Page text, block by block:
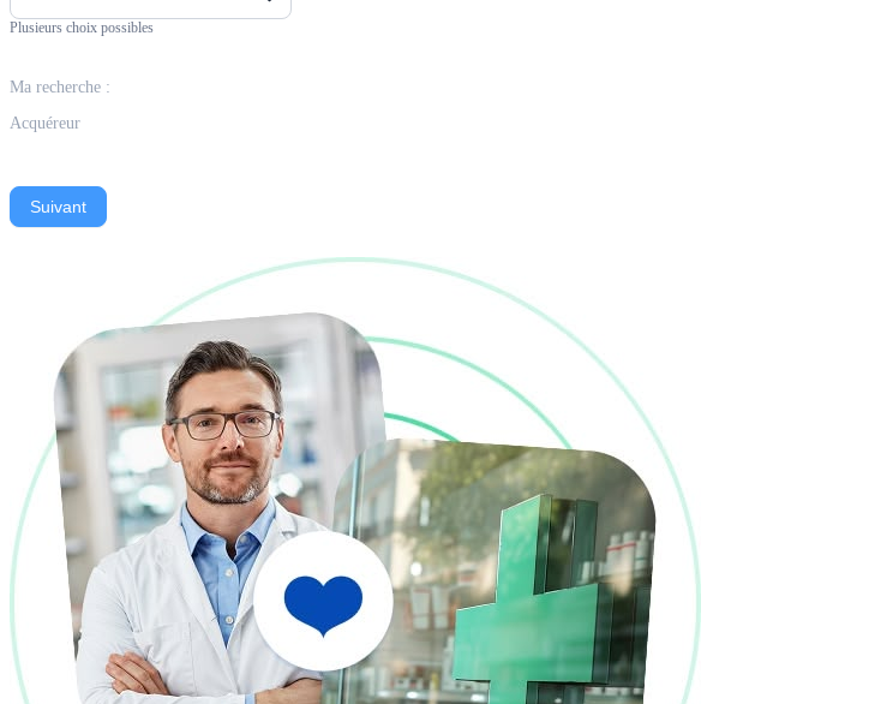
Plusieurs choix possibles
Ma recherche :
Acquéreur
Suivant